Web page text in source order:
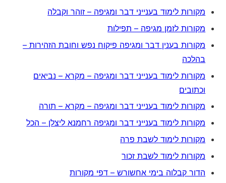
מקורות לימוד בענייני דבר ומגיפה – זוהר וקבלה
מקורות לזמן מגיפה – תפילות
מקורות בענין דבר ומגיפה פיקוח נפש וחובת הזהירות –
בהלכה
מקורות לימוד בענייני דבר ומגיפה – מקרא – נביאים
וכתובים
מקורות לימוד בענייני דבר ומגיפה – מקרא – תורה
מקורות לימוד בענייני דבר ומגיפה רחמנא ליצלן – הכל
מקורות לימוד לשבת פרה
מקורות לימוד לשבת זכור
הדור קבלוה בימי אחשורש – דפי מקורות